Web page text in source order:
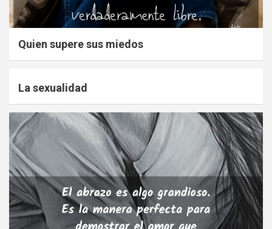
Quien supere sus miedos
La sexualidad